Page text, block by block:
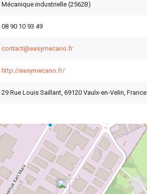
Mécanique industrielle (2562B)
08 90 10 93 49
contact@easymecano.fr
http://easymecano.fr/
29 Rue Louis Saillant, 69120 Vaulx-en-Velin, France